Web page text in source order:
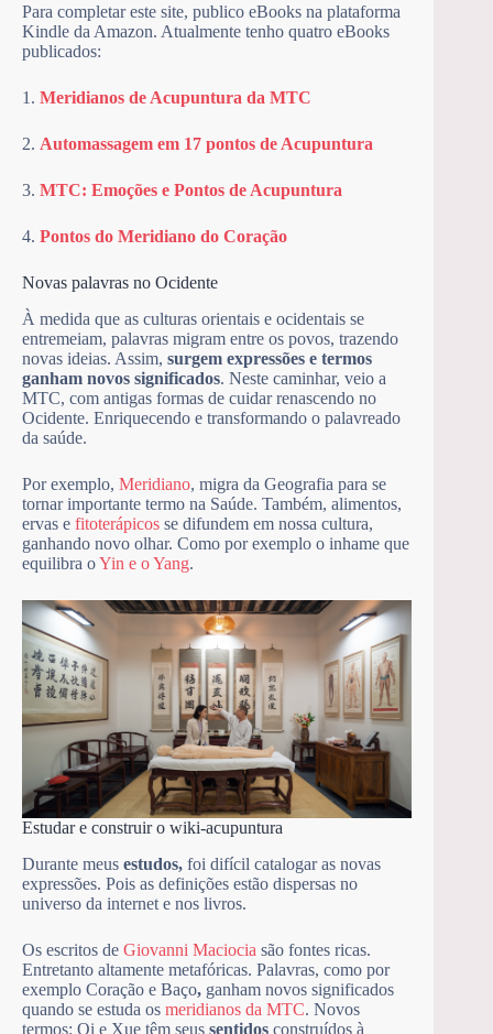
Para completar este site, publico eBooks na plataforma
Kindle da Amazon. Atualmente tenho quatro eBooks
publicados:
1. Meridianos de Acupuntura da MTC
2. Automassagem em 17 pontos de Acupuntura
3. MTC: Emoções e Pontos de Acupuntura
4. Pontos do Meridiano do Coração
Novas palavras no Ocidente
À medida que as culturas orientais e ocidentais se
entremeiam, palavras migram entre os povos, trazendo
novas ideias. Assim, surgem expressões e termos
ganham novos significados. Neste caminhar, veio a
MTC, com antigas formas de cuidar renascendo no
Ocidente. Enriquecendo e transformando o palavreado
da saúde.
Por exemplo, Meridiano, migra da Geografia para se
tornar importante termo na Saúde. Também, alimentos,
ervas e fitoterápicos se difundem em nossa cultura,
ganhando novo olhar. Como por exemplo o inhame que
equilibra oYin e o Yang.
Estudar e construir o wiki-acupuntura
Durante meus estudos, foi difícil catalogar as novas
expressões. Pois as definições estão dispersas no
universo da internet e nos livros.
Os escritos de Giovanni Maciocia são fontes ricas.
Entretanto altamente metafóricas. Palavras, como por
exemplo Coração e Baço, ganham novos significados
quando se estuda os meridianos da MTC. Novos
termos: Qi e Xue têm seus sentidos construídos à